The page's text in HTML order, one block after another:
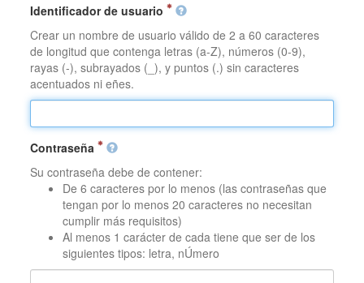
Identificador de usuario
Crear un nombre de usuario válido de 2 a 60 caracteres
de longitud que contenga letras (a-Z), números (0-9),
rayas (-), subrayados (_), y puntos (.) sin caracteres
acentuados ni eñes.
Contraseña
Su contraseña debe de contener:
De 6 caracteres por lo menos (las contraseñas que
tengan por lo menos 20 caracteres no necesitan
cumplir más requisitos)
Al menos 1 carácter de cada tiene que ser de los
siguientes tipos: letra, nÚmero